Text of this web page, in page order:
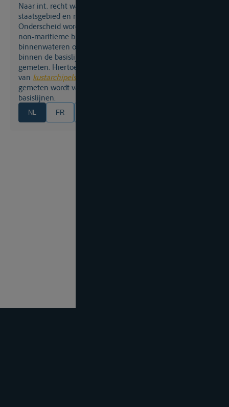
naar int. recht wateren die deel uitmaken van een
staatsgebied en niet ressorteren onder de territoriale zee.
Onderscheid wordt gemaakt tussen de maritieme en
non-maritieme binnenwateren. De maritieme
binnenwateren omvatten alle kustwateren die liggen
binnen de basislijn van waar de
gemeten. Hiertoe gehoren de baaien en de wateren
van kustarchipels
gemeten wordt vanaf de
basislijnen.
NL FR